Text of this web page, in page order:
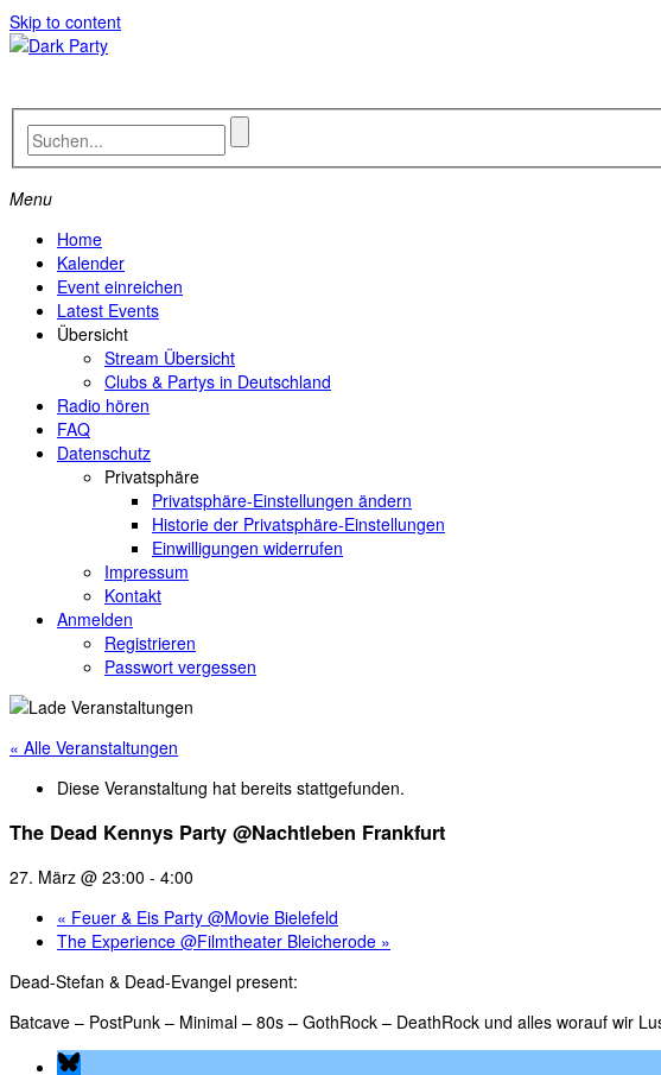
Skip to content
Menu
Home
Kalender
Event einreichen
Latest Events
Übersicht
Stream Übersicht
Clubs & Partys in Deutschland
Radio hören
FAQ
Datenschutz
Privatsphäre
Privatsphäre-Einstellungen ändern
Historie der Privatsphäre-Einstellungen
Einwilligungen widerrufen
Impressum
Kontakt
Anmelden
Registrieren
Passwort vergessen
« Alle Veranstaltungen
Diese Veranstaltung hat bereits stattgefunden.
The Dead Kennys Party @Nachtleben Frankfurt
27. März @ 23:00 - 4:00
« Feuer & Eis Party @Movie Bielefeld
The Experience @Filmtheater Bleicherode »
Dead-Stefan & Dead-Evangel present:
Batcave – PostPunk – Minimal – 80s – GothRock – DeathRock und alles worauf wir